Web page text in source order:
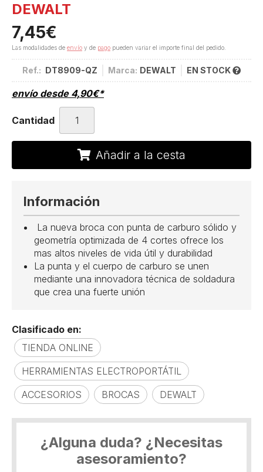
DEWALT
7,45€
Las modalidades de envío y de pago pueden variar el importe final del pedido.
Ref.: DT8909-QZ Marca: DEWALT EN STOCK
envío desde 4,90€*
Cantidad
Añadir a la cesta
Información
La nueva broca con punta de carburo sólido y
geometría optimizada de 4 cortes ofrece los
mas altos niveles de vida útil y durabilidad
La punta y el cuerpo de carburo se unen
mediante una innovadora técnica de soldadura
que crea una fuerte unión
Clasificado en:
TIENDA ONLINE
HERRAMIENTAS ELECTROPORTÁTIL
ACCESORIOS
BROCAS DEWALT
¿Alguna duda? ¿Necesitas
asesoramiento?